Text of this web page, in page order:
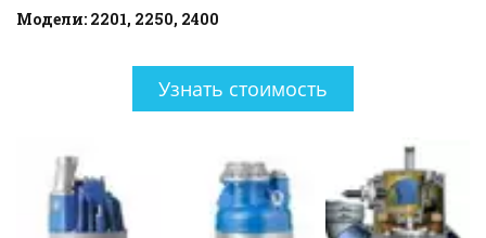
Модели: 2201, 2250, 2400
Узнать стоимость